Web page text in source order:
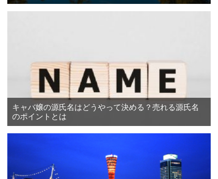
キャバ嬢の源氏名はどうやって決める？売れる源氏名
のポイントとは